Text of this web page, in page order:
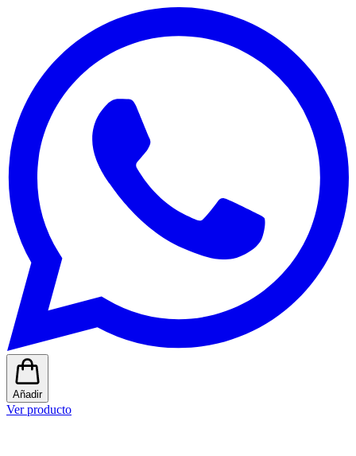
Añadir
Ver producto